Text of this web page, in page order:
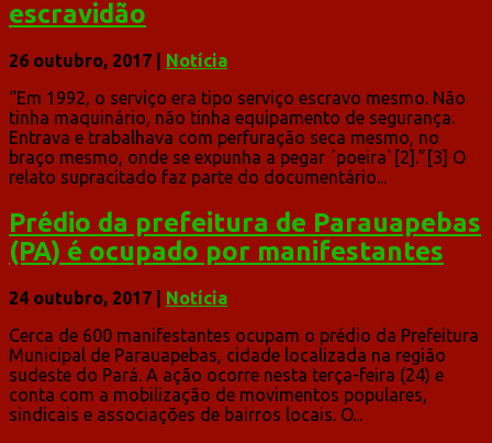
escravidão
26 outubro, 2017
Notícia
“Em 1992, o serviço era tipo serviço escravo mesmo. Não
tinha maquinário, não tinha equipamento de segurança.
Entrava e trabalhava com perfuração seca mesmo, no
braço mesmo, onde se expunha a pegar ´poeira`[2].”[3] O
relato supracitado faz parte do documentário...
Prédio da prefeitura de Parauapebas
(PA) é ocupado por manifestantes
24 outubro, 2017
Notícia
Cerca de 600 manifestantes ocupam o prédio da Prefeitura
Municipal de Parauapebas, cidade localizada na região
sudeste do Pará. A ação ocorre nesta terça-feira (24) e
conta com a mobilização de movimentos populares,
sindicais e associações de bairros locais. O...